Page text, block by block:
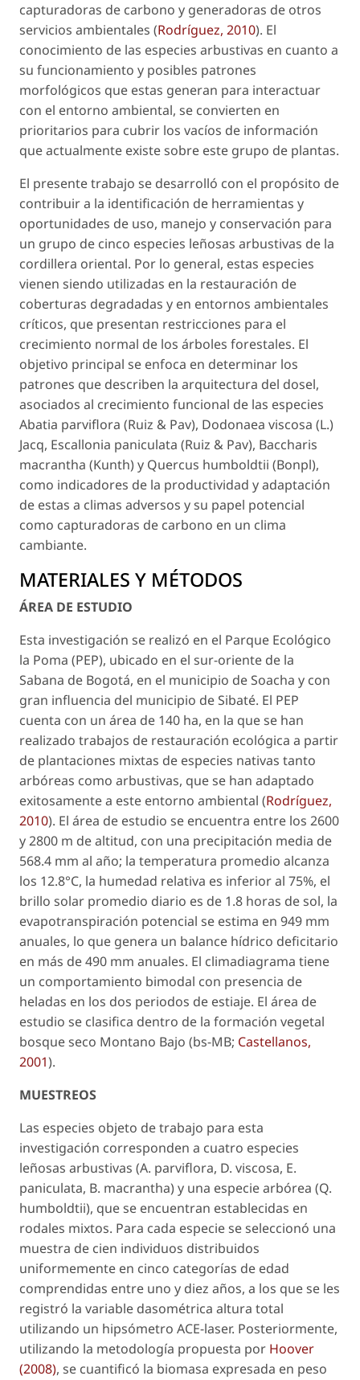
capturadoras de carbono y generadoras de otros
servicios ambientales (Rodríguez, 2010). El
conocimiento de las especies arbustivas en cuanto a
su funcionamiento y posibles patrones
morfológicos que estas generan para interactuar
con el entorno ambiental, se convierten en
prioritarios para cubrir los vacíos de información
que actualmente existe sobre este grupo de plantas.
El presente trabajo se desarrolló con el propósito de
contribuir a la identificación de herramientas y
oportunidades de uso, manejo y conservación para
un grupo de cinco especies leñosas arbustivas de la
cordillera oriental. Por lo general, estas especies
vienen siendo utilizadas en la restauración de
coberturas degradadas y en entornos ambientales
críticos, que presentan restricciones para el
crecimiento normal de los árboles forestales. El
objetivo principal se enfoca en determinar los
patrones que describen la arquitectura del dosel,
asociados al crecimiento funcional de las especies
Abatia parviflora (Ruiz & Pav), Dodonaea viscosa (L.)
Jacq, Escallonia paniculata (Ruiz & Pav), Baccharis
macrantha (Kunth) y Quercus humboldtii (Bonpl),
como indicadores de la productividad y adaptación
de estas a climas adversos y su papel potencial
como capturadoras de carbono en un clima
cambiante.
MATERIALES Y MÉTODOS
ÁREA DE ESTUDIO
Esta investigación se realizó en el Parque Ecológico
la Poma (PEP), ubicado en el sur-oriente de la
Sabana de Bogotá, en el municipio de Soacha y con
gran influencia del municipio de Sibaté. El PEP
cuenta con un área de 140 ha, en la que se han
realizado trabajos de restauración ecológica a partir
de plantaciones mixtas de especies nativas tanto
arbóreas como arbustivas, que se han adaptado
exitosamente a este entorno ambiental (Rodríguez,
2010). El área de estudio se encuentra entre los 2600
y 2800 m de altitud, con una precipitación media de
568.4 mm al año; la temperatura promedio alcanza
los 12.8°C, la humedad relativa es inferior al 75%, el
brillo solar promedio diario es de 1.8 horas de sol, la
evapotranspiración potencial se estima en 949 mm
anuales, lo que genera un balance hídrico deficitario
en más de 490 mm anuales. El climadiagrama tiene
un comportamiento bimodal con presencia de
heladas en los dos periodos de estiaje. El área de
estudio se clasifica dentro de la formación vegetal
bosque seco Montano Bajo (bs-MB; Castellanos,
2001).
MUESTREOS
Las especies objeto de trabajo para esta
investigación corresponden a cuatro especies
leñosas arbustivas (A. parviflora, D. viscosa, E.
paniculata, B. macrantha) y una especie arbórea (Q.
humboldtii), que se encuentran establecidas en
rodales mixtos. Para cada especie se seleccionó una
muestra de cien individuos distribuidos
uniformemente en cinco categorías de edad
comprendidas entre uno y diez años, a los que se les
registró la variable dasométrica altura total
utilizando un hipsómetro ACE-laser. Posteriormente,
utilizando la metodología propuesta por Hoover
(2008), se cuantificó la biomasa expresada en peso